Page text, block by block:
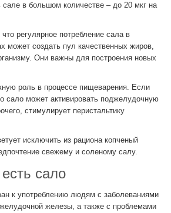
в большом количестве – до 20 мкг на
регулярное потребление сала в
может создать пул качественных жиров,
Они важны для построения новых
роль в процессе пищеварения. Если
сало может активировать поджелудочную
стимулирует перистальтику
исключить из рациона копченый
свежему и соленому салу.
сало
к употреблению людям с заболеваниями
железы, а также с проблемами